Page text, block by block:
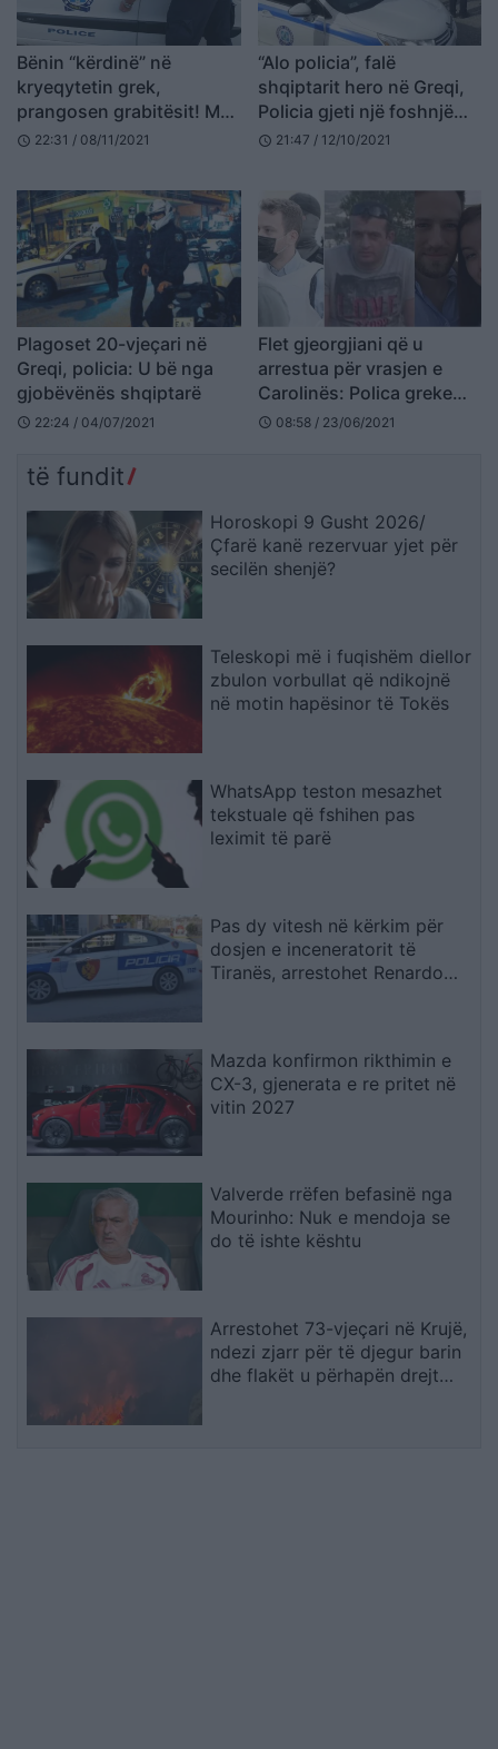
Bënin “kërdinë” në
kryeqytetin grek,
prangosen grabitësit! Mes
tyre edhe një shqiptar
schedule 22:31 / 08/11/2021
“Alo policia”, falë
shqiptarit hero në Greqi,
Policia gjeti një foshnjë
dhe tre fëmijë të braktisur
schedule 21:47 / 12/10/2021
Plagoset 20-vjeçari në
Greqi, policia: U bë nga
gjobëvënës shqiptarë
schedule 22:24 / 04/07/2021
Flet gjeorgjiani që u
arrestua për vrasjen e
Carolinës: Polica greke
më torturoi, donin ta
schedule 08:58 / 23/06/2021
të fundit
Horoskopi 9 Gusht 2026/
Çfarë kanë rezervuar yjet për
secilën shenjë?
Teleskopi më i fuqishëm diellor
zbulon vorbullat që ndikojnë
në motin hapësinor të Tokës
WhatsApp teston mesazhet
tekstuale që fshihen pas
leximit të parë
Pas dy vitesh në kërkim për
dosjen e inceneratorit të
Tiranës, arrestohet Renardo
Mazda konfirmon rikthimin e
CX-3, gjenerata e re pritet në
vitin 2027
Valverde rrëfen befasinë nga
Mourinho: Nuk e mendoja se
do të ishte kështu
Arrestohet 73-vjeçari në Krujë,
ndezi zjarr për të djegur barin
dhe flakët u përhapën drejt